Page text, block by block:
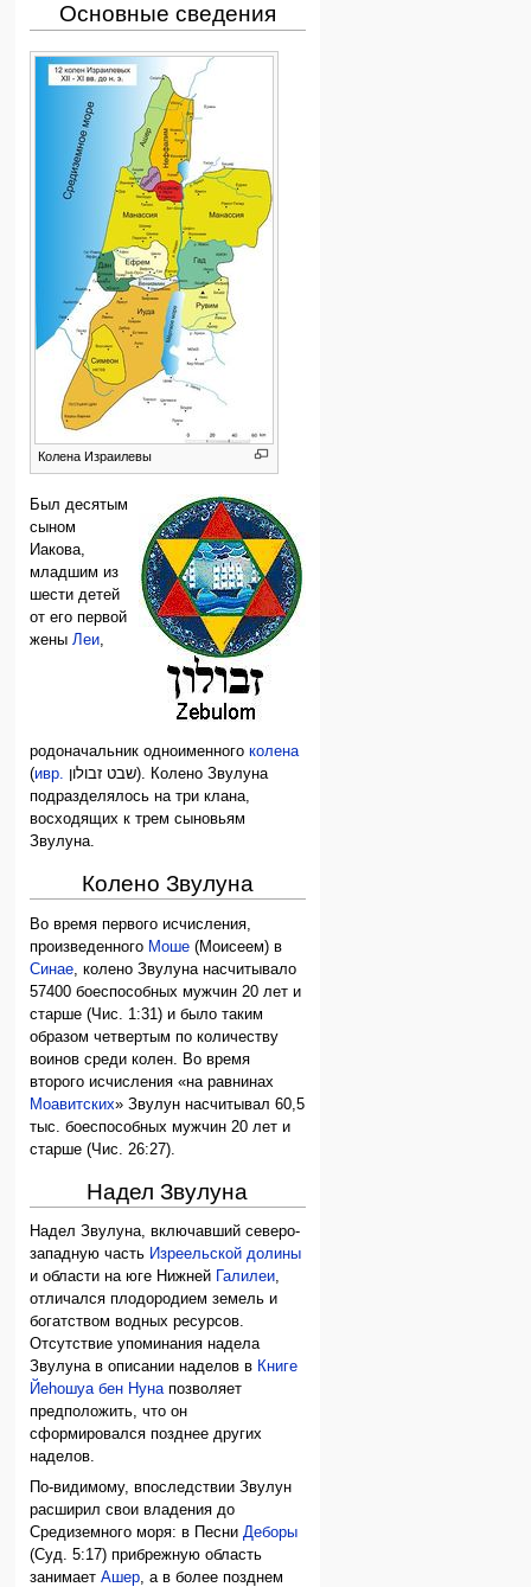
Основные сведения
Колена Израилевы
Был десятым
сыном
Иакова,
младшим из
шести детей
от его первой
женыЛеи,
родоначальник одноименногоколена
(ивр. שבט זבולון‎). Колено Звулуна
подразделялось на три клана,
восходящих к трем сыновьям
Звулуна.
Колено Звулуна
Во время первого исчисления,
произведенного Моше (Моисеем) в
Синае, колено Звулуна насчитывало
57400 боеспособных мужчин 20 лет и
старше (Чис. 1:31) и было таким
образом четвертым по количеству
воинов среди колен. Во время
второго исчисления «на равнинах
Моавитских» Звулун насчитывал 60,5
тыс. боеспособных мужчин 20 лет и
старше (Чис. 26:27).
Надел Звулуна
Надел Звулуна, включавший северо-
западную часть Изреельской долины
и области на юге Нижней
Галилеи,
отличался плодородием земель и
богатством водных ресурсов.
Отсутствие упоминания надела
Звулуна в описании наделов в Книге
Йеhошуа бен Нунапозволяет
предположить, что он
сформировался позднее других
наделов.
По-видимому, впоследствии Звулун
расширил свои владения до
Средиземного моря: в Песни Деборы
(Суд. 5:17) прибрежную область
занимаетАшер , а в более позднем